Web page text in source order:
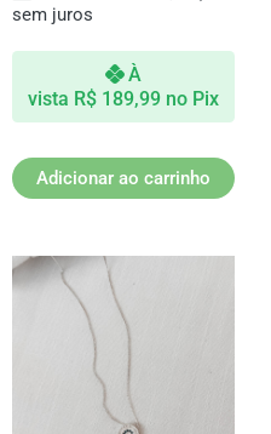
sem juros
À
vista R$ 189,99 no Pix
Adicionar ao carrinho